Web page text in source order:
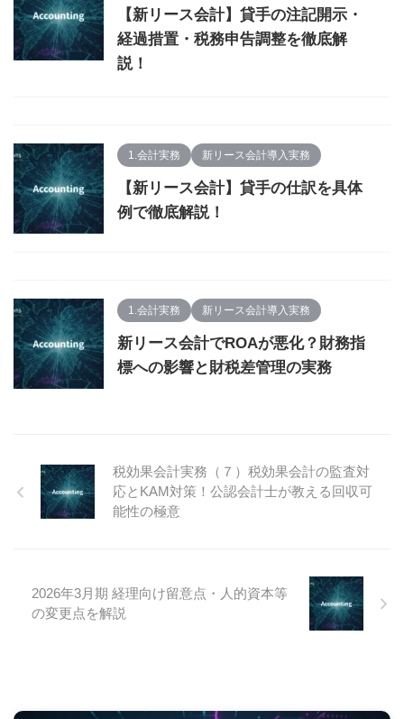
【新リース会計】貸手の注記開示・
経過措置・税務申告調整を徹底解
説！
1.会計実務 新リース会計導入実務
【新リース会計】貸手の仕訳を具体
例で徹底解説！
1.会計実務 新リース会計導入実務
新リース会計でROAが悪化？財務指
標への影響と財税差管理の実務
税効果会計実務（７）税効果会計の監査対
応とKAM対策！公認会計士が教える回収可
能性の極意
2026年3月期 経理向け留意点・人的資本等
の変更点を解説